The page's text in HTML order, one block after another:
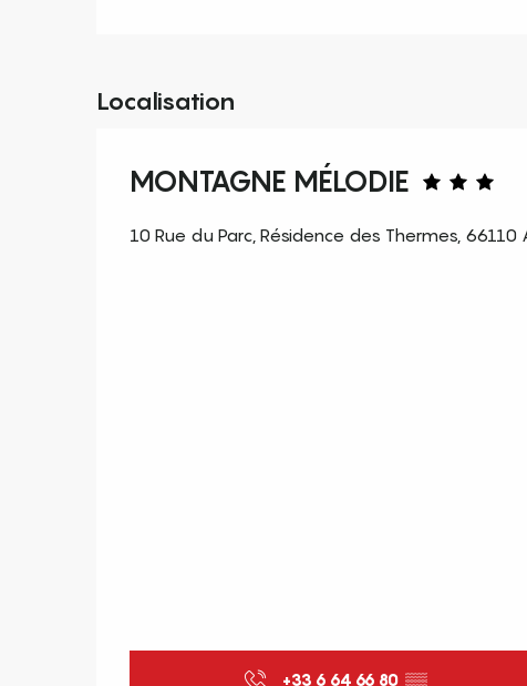
Localisation
MONTAGNE MÉLODIE
10 Rue du Parc, Résidence des Thermes,
+33 6 64 66 80 ▒▒